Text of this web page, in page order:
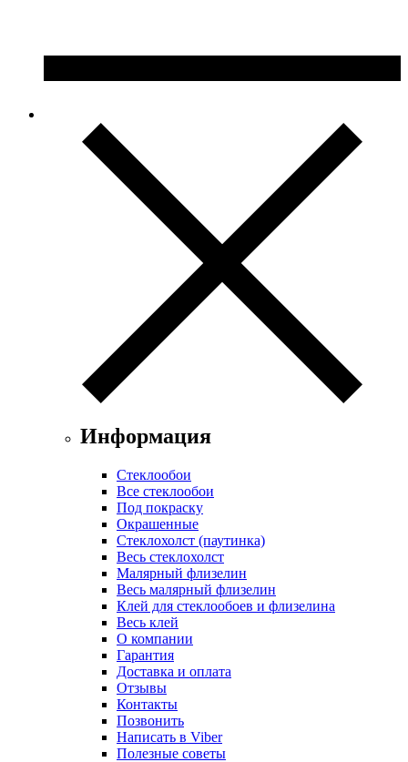
Информация
Стеклообои
Все стеклообои
Под покраску
Окрашенные
Стеклохолст (паутинка)
Весь стеклохолст
Малярный флизелин
Весь малярный флизелин
Клей для стеклообоев и флизелина
Весь клей
О компании
Гарантия
Доставка и оплата
Отзывы
Контакты
Позвонить
Написать в Viber
Полезные советы